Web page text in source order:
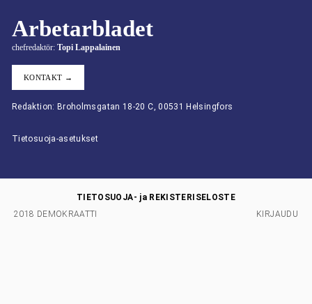
Arbetarbladet
chefredaktör: Topi Lappalainen
KONTAKT →
Redaktion: Broholmsgatan 18-20 C, 00531 Helsingfors
Tietosuoja-asetukset
2018 DEMOKRAATTI
TIETOSUOJA- ja REKISTERISELOSTE
KIRJAUDU